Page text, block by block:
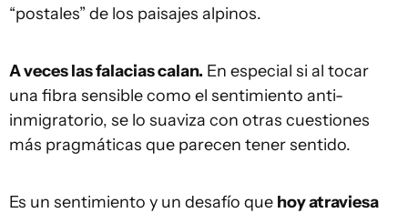
“postales” de los paisajes alpinos.
A veces las falacias calan. En especial si al tocar
una fibra sensible como el sentimiento anti-
inmigratorio, se lo suaviza con otras cuestiones
más pragmáticas que parecen tener sentido.
Es un sentimiento y un desafío que hoy atraviesa